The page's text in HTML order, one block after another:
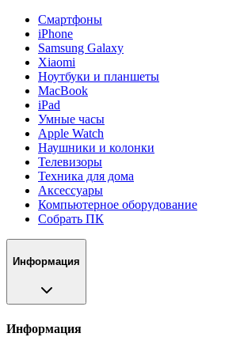
Смартфоны
iPhone
Samsung Galaxy
Xiaomi
Ноутбуки и планшеты
MacBook
iPad
Умные часы
Apple Watch
Наушники и колонки
Телевизоры
Техника для дома
Аксессуары
Компьютерное оборудование
Собрать ПК
Информация
Информация